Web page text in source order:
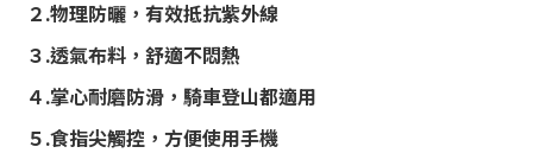
２.物理防曬，有效抵抗紫外線
３.透氣布料，舒適不悶熱
４.掌心耐磨防滑，騎車登山都適用
５.食指尖觸控，方便使用手機